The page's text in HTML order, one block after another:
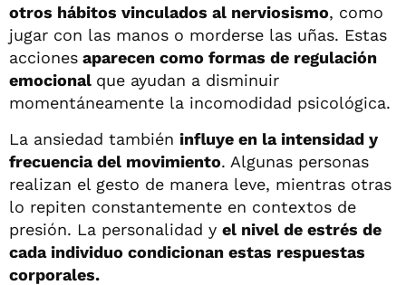
otros hábitos vinculados al nerviosismo, como
jugar con las manos o morderse las uñas. Estas
acciones aparecen como formas de regulación
emocional que ayudan a disminuir
momentáneamente la incomodidad psicológica.
La ansiedad también influye en la intensidad y
frecuencia del movimiento. Algunas personas
realizan el gesto de manera leve, mientras otras
lo repiten constantemente en contextos de
presión. La personalidad y el nivel de estrés de
cada individuo condicionan estas respuestas
corporales.